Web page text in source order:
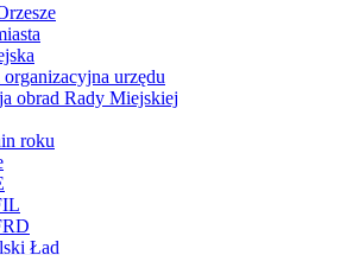
organizacyjna urzędu
obrad Rady Miejskiej
roku
Ład